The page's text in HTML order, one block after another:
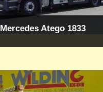
Mercedes Atego 1833